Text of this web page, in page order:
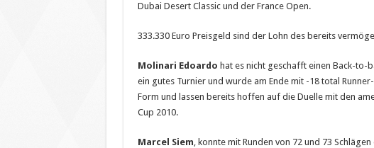
Dubai Desert Classic und der France Open.
333.330 Euro Preisgeld sind der Lohn des bereits
Molinari Edoardo hat es nicht geschafft einen Back-to-
ein gutes Turnier und wurde am Ende mit -18 total
Form und lassen bereits hoffen auf die Duelle mit den
Cup 2010.
Marcel Siem, konnte mit Runden von 72 und 73